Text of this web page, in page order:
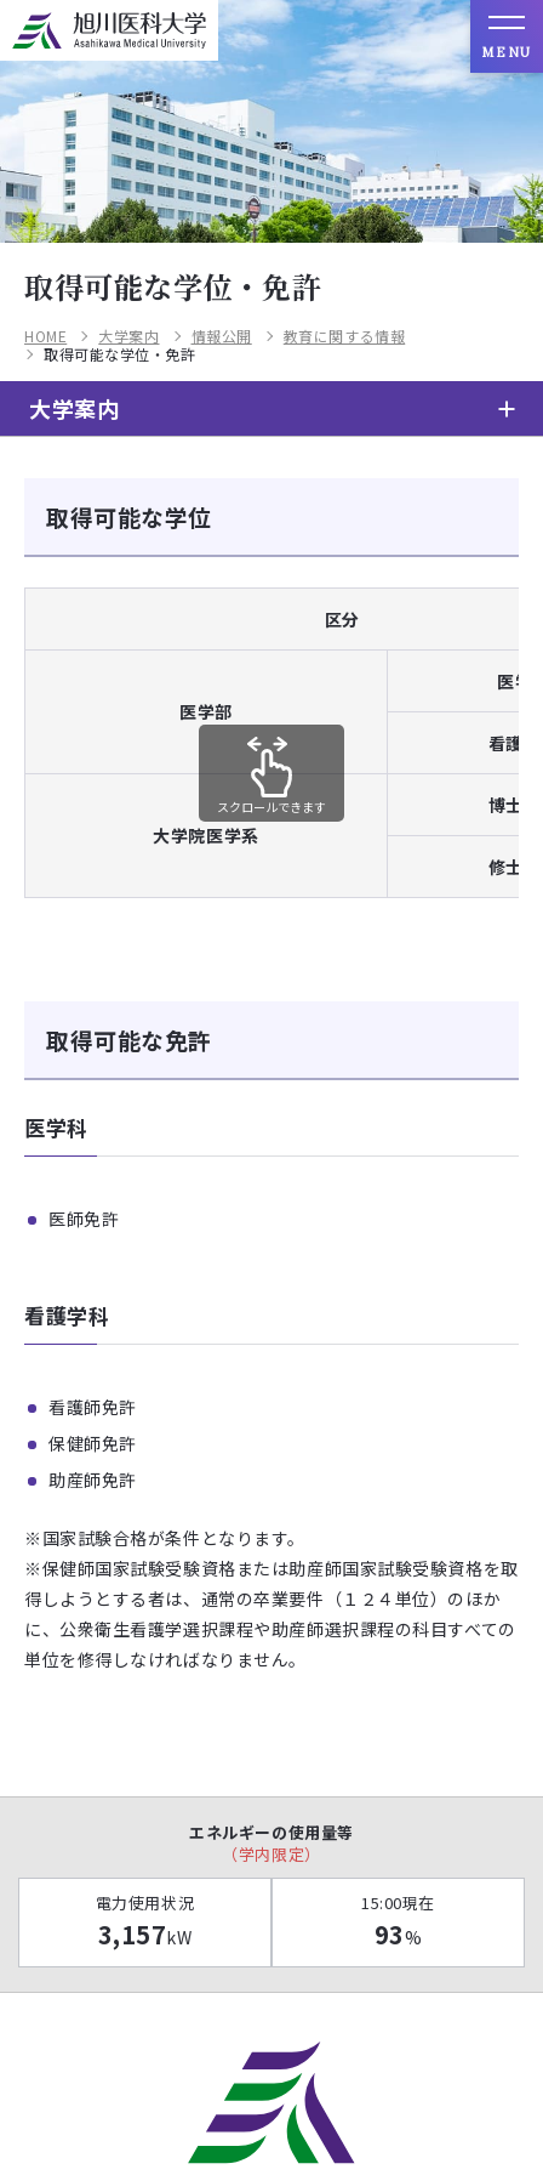
MENU
取得可能な学位・免許
HOME 大学案内 情報公開
教育に関する情報
取得可能な学位・免許
取得可能な学位
区分
医学部
医学
看護
大学院医学系
博士
修士
スクロールできます
取得可能な免許
医学科
医師免許
看護学科
看護師免許
保健師免許
助産師免許
※国家試験合格が条件となります。
※保健師国家試験受験資格または助産師国家試験受験資格を取
得しようとする者は、通常の卒業要件（１２４単位）のほか
に、公衆衛生看護学選択課程や助産師選択課程の科目すべての
単位を修得しなければなりません。
大学案内
エネルギーの使用量等
（学内限定）
電力使用状況
3,157kW
15:00現在
93%